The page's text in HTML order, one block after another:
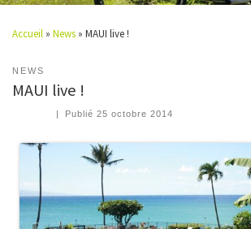
Accueil » News » MAUI live !
NEWS
MAUI live !
| Publié25 octobre 2014